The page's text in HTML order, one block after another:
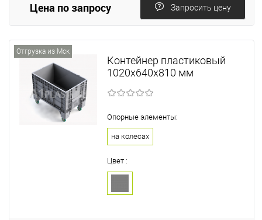
Цена по запросу Запросить цену
Отгрузка из Мск
Контейнер пластиковый
1020х640х810 мм
Опорные элементы:
на колесах
Цвет :